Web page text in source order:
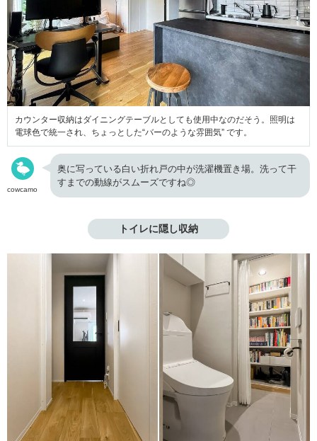
カウンター収納はダイニングテーブルとしても使用中なのだそう。照明は
電球色で統一され、ちょっとした“バーのような雰囲気” です。
cowcamo
奥に写っている白い折れ戸の中が洗濯機置き場。洗って干
すまでの動線がスムーズですね◎
トイレに隠し収納